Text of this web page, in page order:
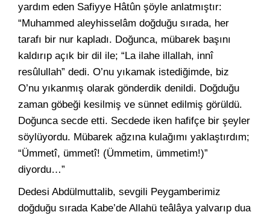
yardım eden Safiyye Hâtûn şöyle anlatmıştır:
“Muhammed aleyhisselâm doğduğu sırada, her
tarafı bir nur kapladı. Doğunca, mübarek başını
kaldırıp açık bir dil ile; “La ilahe illallah, innî
resûlullah” dedi. O’nu yıkamak istediğimde, biz
O’nu yıkanmış olarak gönderdik denildi. Doğduğu
zaman göbeği kesilmiş ve sünnet edilmiş görüldü.
Doğunca secde etti. Secdede iken hafifçe bir şeyler
söylüyordu. Mübarek ağzına kulağımı yaklaştırdım;
“Ümmetî, ümmetî! (Ümmetim, ümmetim!)”
diyordu…”
Dedesi Abdülmuttalib, sevgili Peygamberimiz
doğduğu sırada Kabe’de Allahü teâlâya yalvarıp dua